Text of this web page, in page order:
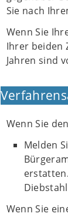
Sie nach
Wenn Sie
Ihrer beiden
Jahren sind
Wenn Sie
Melden
Wenn Sie